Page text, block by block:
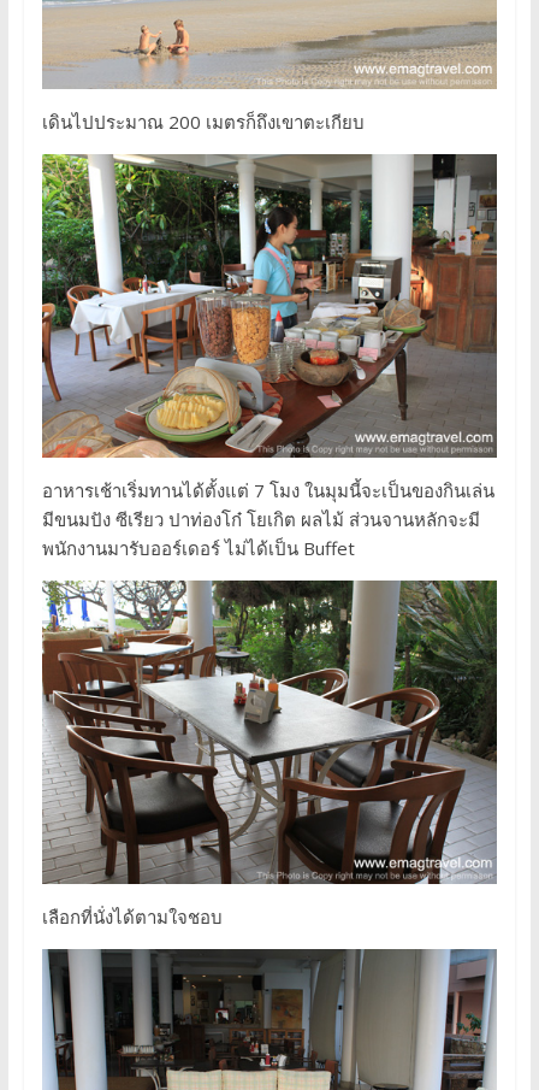
เดินไปประมาณ 200 เมตรก็ถึงเขาตะเกียบ
อาหารเช้าเริ่มทานได้ตั้งแต่ 7 โมง ในมุมนี้จะเป็นของกินเล่น
มีขนมปัง ซีเรียว ปาท่องโก๋ โยเกิต ผลไม้ ส่วนจานหลักจะมี
พนักงานมารับออร์เดอร์ ไม่ได้เป็น Buffet
เลือกที่นั่งได้ตามใจชอบ